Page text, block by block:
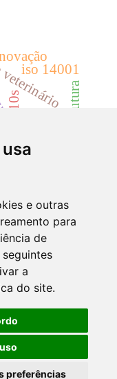
e outras
para
de
a
do site.
preferências
incentivos
10s
literatura.
iso 14001
infra-estrutura